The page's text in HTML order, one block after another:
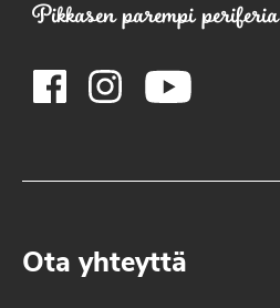
Pikkasen parempi periferia
Ota yhteyttä